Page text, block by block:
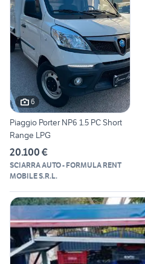
6
Piaggio Porter NP6 1.5 PC Short
Range LPG
20.100 €
SCIARRA AUTO - FORMULA RENT
MOBILE S.R.L.